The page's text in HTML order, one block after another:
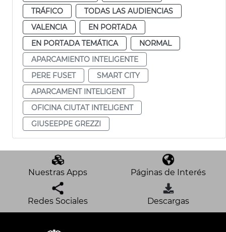
TRÁFICO
TODAS LAS AUDIENCIAS
VALENCIA
EN PORTADA
EN PORTADA TEMÁTICA
NORMAL
APARCAMIENTO INTELIGENTE
PERE FUSET
SMART CITY
APARCAMENT INTELIGENT
OFICINA CIUTAT INTELIGENT
GIUSEEPPE GREZZI
Nuestras Apps Páginas de Interés
Redes Sociales Descargas